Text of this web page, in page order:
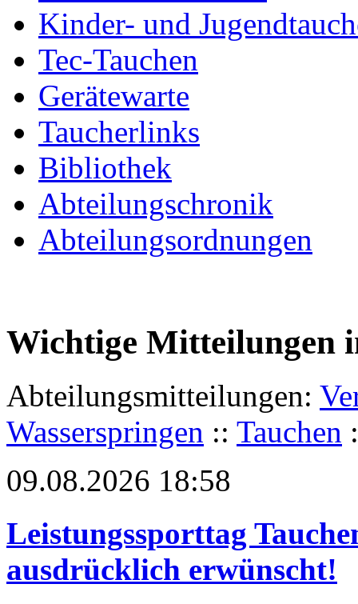
Kinder- und
Tec-Tauchen
Gerätewarte
Taucherlinks
Bibliothek
Abteilungschronik
Abteilungsordnungen
Wichtige Mitteilungen
Abteilungsmitteilungen:
Wasserspringen :: Tauchen
09.08.2026 18:58
Leistungssporttag
ausdrücklich erwünscht!